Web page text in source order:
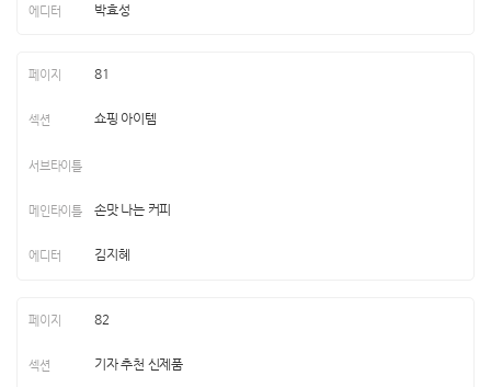
박효성
81
쇼핑 아이템
손맛 나는 커피
김지혜
82
기자 추천 신제품